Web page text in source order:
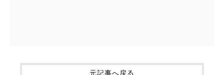
元記事へ戻る